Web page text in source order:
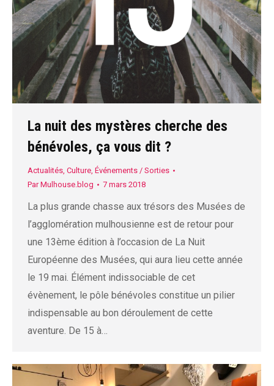
La nuit des mystères cherche des
bénévoles, ça vous dit ?
Actualités, Culture, Événements / Sorties
ParMulhouse.blog 7 mars 2018
La plus grande chasse aux trésors des Musées de
l’agglomération mulhousienne est de retour pour
une 13ème édition à l’occasion de La Nuit
Européenne des Musées, qui aura lieu cette année
le 19 mai. Élément indissociable de cet
évènement, le pôle bénévoles constitue un pilier
indispensable au bon déroulement de cette
aventure. De 15 à…